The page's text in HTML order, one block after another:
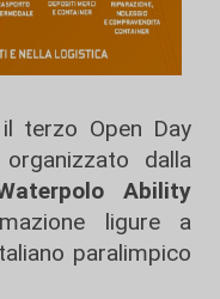
terzo Open Day
dalla
Ability
ligure a
paralimpico